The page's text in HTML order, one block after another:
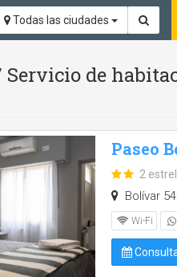
Todas las ciudades
de
Paseo
2
Bolívar
Wi-Fi